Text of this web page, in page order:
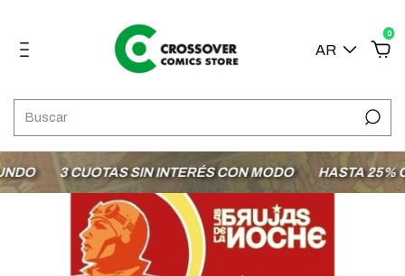
AR
0
3 CUOTAS SIN INTERÉS CON MODO HASTA 25% OFF EN